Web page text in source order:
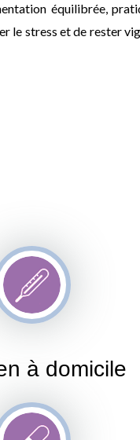
équilibrée,
le stress et de rester
à domicile